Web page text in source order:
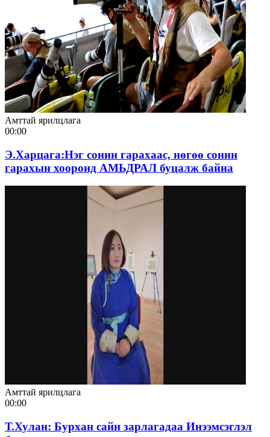
Амттай ярилцлага
00:00
Э.Харцага:Нэг сонин гарахаас, нөгөө сонин
гарахын хооронд АМЬДРАЛ буцалж байна
Амттай ярилцлага
00:00
Т.Хулан: Бурхан сайн зарлагадаа Инээмсэглэл